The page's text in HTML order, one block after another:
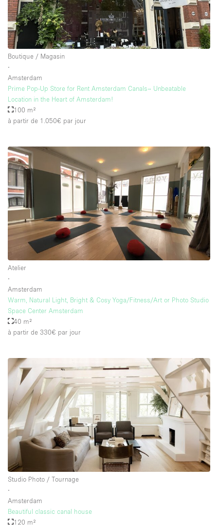
Boutique / Magasin
∙
Amsterdam
Prime Pop-Up Store for Rent Amsterdam Canals– Unbeatable
Location in the Heart of Amsterdam!
100 m²
à partir de 1.050€ par jour
Atelier
∙
Amsterdam
Warm, Natural Light, Bright & Cosy Yoga/Fitness/Art or Photo Studio
Space Center Amsterdam
40 m²
à partir de 330€ par jour
Studio Photo / Tournage
∙
Amsterdam
Beautiful classic canal house
120 m²